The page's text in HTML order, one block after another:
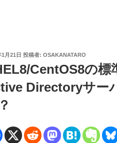
月21日 投稿者: OSAKANATARO
CentOS8の標
Directoryサー